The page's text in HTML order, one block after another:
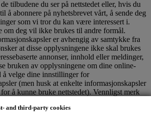
and third-party cookies
tilbudene du ser på nettstedet eller, hvis du
å abonnere på nyhetsbrevet vårt, å sende deg
som vi tror du kan være interessert i.
om deg vil ikke brukes til andre formål.
er avhengig av samtykke fra
at disse opplysningene ikke skal brukes
annonser, innhold eller meldinger,
bruken av opplysningene om dine online-
å velge dine innstillinger for
(men husk at enkelte informasjonskapsler
å kunne bruke nettstedet). Vennligst merk
eller meldinger. Du vil fortsatt motta